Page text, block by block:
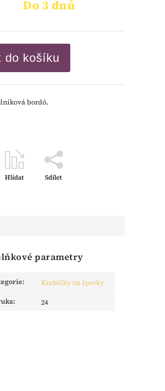
Do 3 dnů
do košíku
bordó.
Hlídat Sdílet
parametry
:
Krabičky na šperky
: 24